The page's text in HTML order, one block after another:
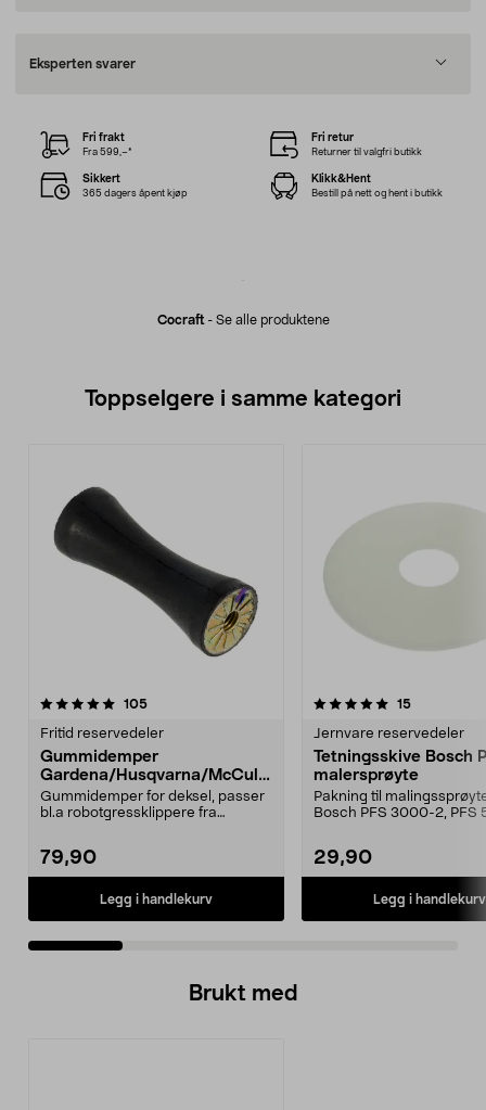
Eksperten svarer
Cocraft- Se alle produktene
Fri frakt
Fra 599,–*
Fri retur
Returner til valgfri butikk
Sikkert
365 dagers åpent kjøp
Klikk&Hent
Bestill på nett og hent i butikk
Toppselgere i samme kategori
105anmeldelser
Fritid reservedeler
Gummidemper
Gardena/Husqvarna/McCullo
ch/Flymo
Gummidemper for deksel, passer
bl.a robotgressklippere fra
79,90
Legg i handlekurv
5.0 av 5 stjerner 15anmeldelser
Jernvare reservedeler
Tetningsskive Bosch
malersprøyte
Pakning til
Bosch PFS 3000-2, PFS
29,90
Legg i handlekurv
4.5 av 5 stjerner
Brukt med